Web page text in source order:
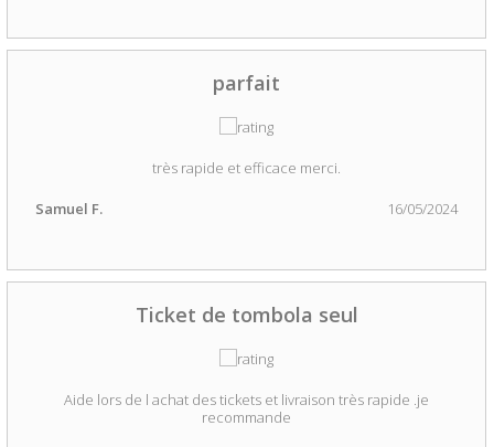
parfait
très rapide et efficace merci.
Samuel F. 16/05/2024
Ticket de tombola seul
Aide lors de l achat des tickets et livraison très rapide .je
recommande